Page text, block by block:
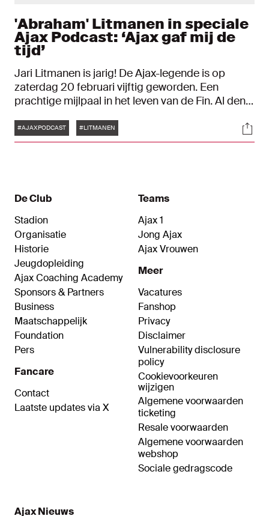
'Abraham' Litmanen in speciale
Ajax Podcast: ‘Ajax gaf mij de
tijd’
Jari Litmanen is jarig! De Ajax-legende is op
zaterdag 20 februari vijftig geworden. Een
prachtige mijlpaal in het leven van de Fin. Al denkt
plus’. Maar goed, de mensen herinneren me aan
dat ik vijftig ben geworden”, lacht hij in de nieuwe
Tags
#AJAXPODCAST #LITMANEN
De Club
Stadion
Organisatie
Historie
Jeugdopleiding
Ajax Coaching Academy
Sponsors & Partners
Business
Maatschappelijk
Foundation
Pers
Fancare
Contact
Laatste updates via X
Teams
Ajax 1
Jong Ajax
Ajax Vrouwen
Meer
Vacatures
Fanshop
Privacy
Disclaimer
Vulnerability disclosure
policy
Cookievoorkeuren
wijzigen
Algemene voorwaarden
ticketing
Resale voorwaarden
Algemene voorwaarden
webshop
Sociale gedragscode
Ajax Nieuws